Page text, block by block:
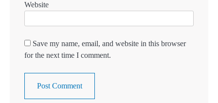
Website
Save my name, email, and website in this browser
for the next time I comment.